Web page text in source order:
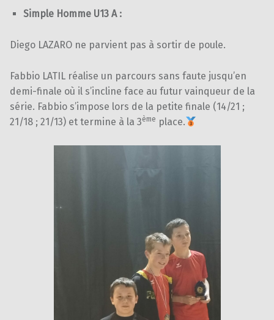
Simple Homme U13 A :
Diego LAZARO ne parvient pas à sortir de poule.
Fabbio LATIL réalise un parcours sans faute jusqu’en
demi-finale où il s’incline face au futur vainqueur de la
série. Fabbio s’impose lors de la petite finale (14/21 ;
21/18 ; 21/13) et termine à la 3ème place.